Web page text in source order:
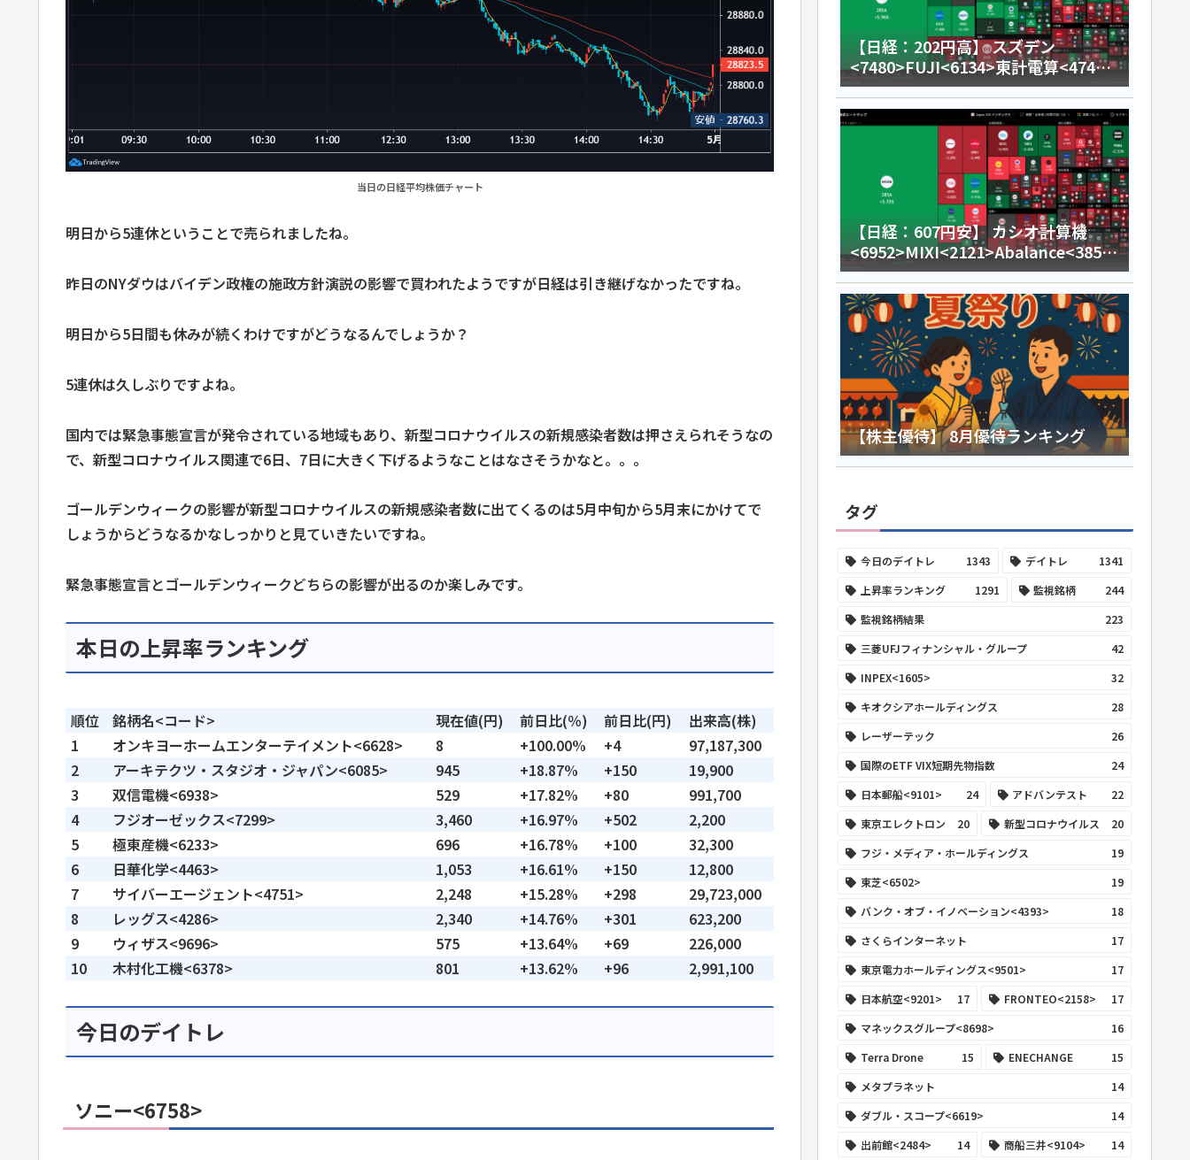
当日の日経平均株価チャート
明日から5連休ということで売られましたね。
昨日のNYダウはバイデン政権の施政方針演説の影響で買われたようですが日経は引き継げなかったですね。
明日から5日間も休みが続くわけですがどうなるんでしょうか？
5連休は久しぶりですよね。
国内では緊急事態宣言が発令されている地域もあり、新型コロナウイルスの新規感染者数は押さえられそうなの
で、新型コロナウイルス関連で6日、7日に大きく下げるようなことはなさそうかなと。。。
ゴールデンウィークの影響が新型コロナウイルスの新規感染者数に出てくるのは5月中旬から5月末にかけてで
しょうからどうなるかなしっかりと見ていきたいですね。
緊急事態宣言とゴールデンウィークどちらの影響が出るのか楽しみです。
本日の上昇率ランキング
順位 銘柄名<コード> 現在値(円) 前日比(％) 前日比(円)
出来高(株)
1
オンキヨーホームエンターテイメント<6628> 8 +100.00% +4
97,187,300
2
アーキテクツ・スタジオ・ジャパン<6085> 945 +18.87% +150
19,900
3
双信電機<6938> 529 +17.82% +80
991,700
4
フジオーゼックス<7299> 3,460 +16.97% +502
2,200
5
極東産機<6233> 696 +16.78% +100
32,300
6
日華化学<4463> 1,053 +16.61% +150
12,800
7
サイバーエージェント<4751> 2,248 +15.28% +298
29,723,000
8
レッグス<4286> 2,340 +14.76% +301
623,200
9
ウィザス<9696> 575 +13.64% +69
226,000
10
木村化工機<6378> 801 +13.62% +96 2,991,100
今日のデイトレ
ソニー<6758>
【日経：202円高】 スズデン
<7480>FUJI<6134>東計電算<4746>
今日のデイトレ8月4日
【日経：607円安】 カシオ計算機
<6952>MIXI<2121>Abalance<3856
>今日のデイトレ8月3日
【株主優待】 8月優待ランキング
タグ
今日のデイトレ 1343 デイトレ
1341
上昇率ランキング
1291 監視銘柄
244
監視銘柄結果
223
三菱UFJフィナンシャル・グループ
42
INPEX<1605>
32
キオクシアホールディングス
28
レーザーテック
26
国際のETF VIX短期先物指数
24
日本郵船<9101>
24 アドバンテスト
22
東京エレクトロン
20 新型コロナウイルス
20
フジ・メディア・ホールディングス
19
東芝<6502>
19
バンク・オブ・イノベーション<4393>
18
さくらインターネット
17
東京電力ホールディングス<9501>
17
日本航空<9201>
17 FRONTEO<2158>
17
マネックスグループ<8698>
16
Terra Drone
15 ENECHANGE
15
メタプラネット
14
ダブル・スコープ<6619>
14
出前館<2484>
14 商船三井<9104> 14